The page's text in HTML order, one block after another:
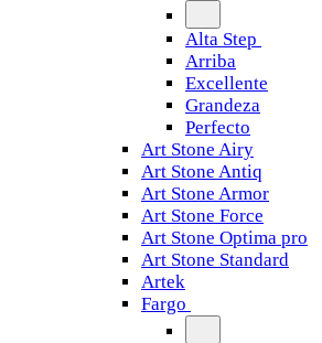
Alta Step
Arriba
Excellente
Grandeza
Perfecto
Art Stone Airy
Art Stone Antiq
Art Stone Armor
Art Stone Force
Art Stone Optima pro
Art Stone Standard
Artek
Fargo